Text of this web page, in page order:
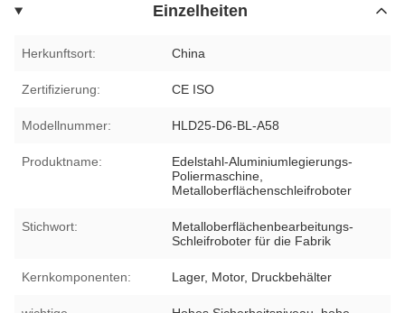
Einzelheiten
Herkunftsort: China
Zertifizierung: CE ISO
Modellnummer: HLD25-D6-BL-A58
Produktname:
Edelstahl-Aluminiumlegierungs-
Poliermaschine,
Metalloberflächenschleifroboter
Stichwort:
Metalloberflächenbearbeitungs-
Schleifroboter für die Fabrik
Kernkomponenten: Lager, Motor, Druckbehälter